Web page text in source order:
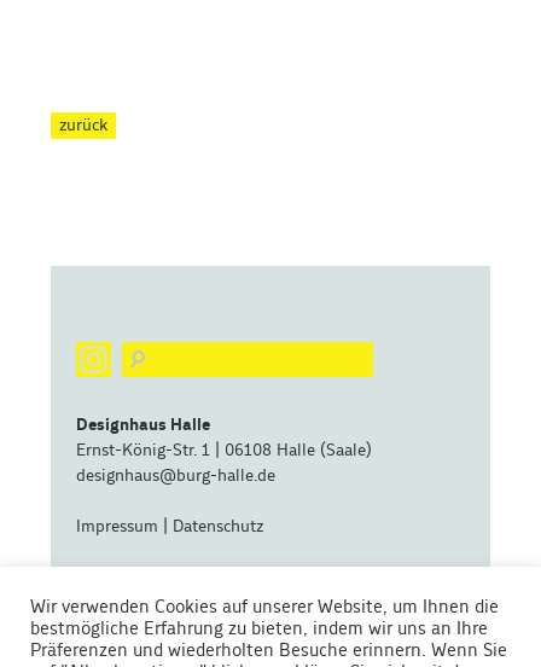
zurück
Designhaus Halle
Ernst-König-Str. 1 | 06108 Halle (Saale)
designhaus@burg-halle.de
Impressum Datenschutz
Wir verwenden Cookies auf unserer Website, um Ihnen die
bestmögliche Erfahrung zu bieten, indem wir uns an Ihre
Präferenzen und wiederholten Besuche erinnern. Wenn Sie